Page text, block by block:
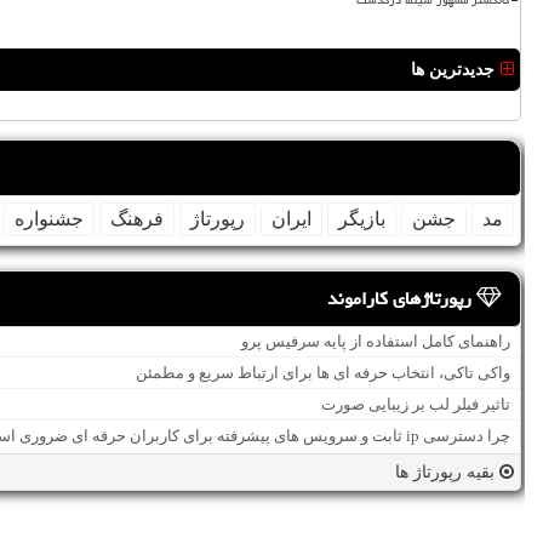
جدیدترین ها
مد جشن بازیگر ایران رپورتاژ فرهنگ جشنواره
رپورتاژهای کاراموند
راهنمای کامل استفاده از پایه سرفیس پرو
واکی تاکی، انتخاب حرفه ای ها برای ارتباط سریع و مطمئن
تاثیر فیلر لب بر زیبایی صورت
چرا دسترسی ip ثابت و سرویس های پیشرفته برای کاربران حرفه ای ضروری است؟
بقیه رپورتاژ ها